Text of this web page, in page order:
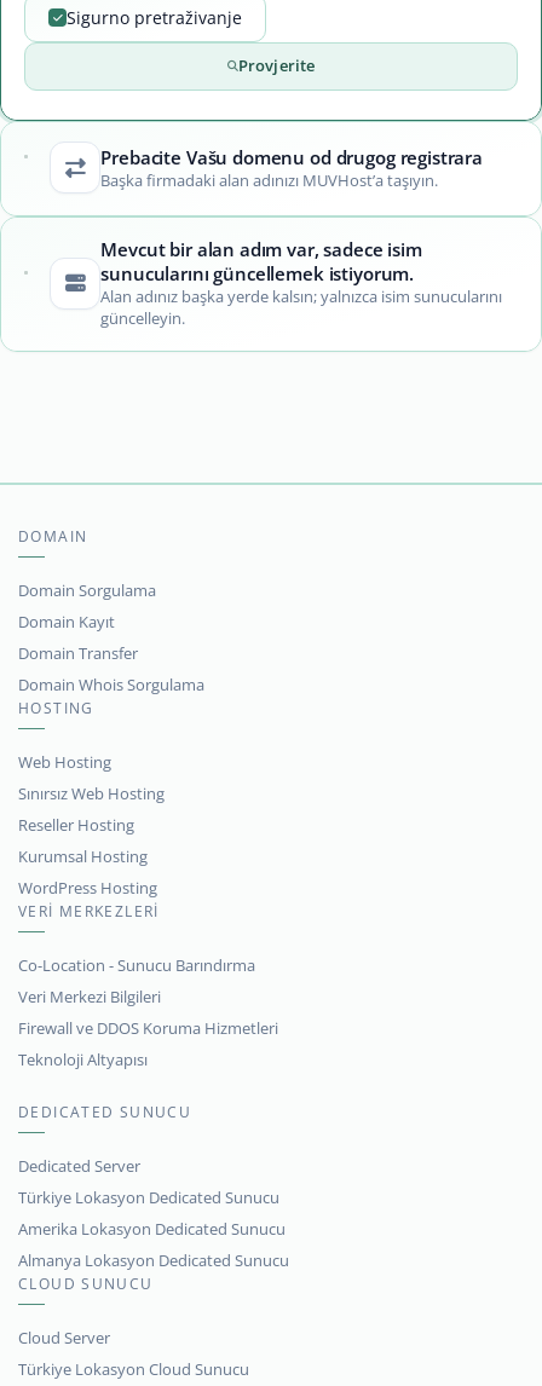
Sigurno pretraživanje
Provjerite
Prebacite Vašu domenu od drugog registrara
Başka firmadaki alan adınızı MUVHost’a taşıyın.
Mevcut bir alan adım var, sadece isim
sunucularını güncellemek istiyorum.
Alan adınız başka yerde kalsın; yalnızca isim sunucularını
güncelleyin.
DOMAIN
Domain Sorgulama
Domain Kayıt
Domain Transfer
Domain Whois Sorgulama
HOSTING
Web Hosting
Sınırsız Web Hosting
Reseller Hosting
Kurumsal Hosting
WordPress Hosting
VERİ MERKEZLERİ
Co-Location - Sunucu Barındırma
Veri Merkezi Bilgileri
Firewall ve DDOS Koruma Hizmetleri
Teknoloji Altyapısı
DEDICATED SUNUCU
Dedicated Server
Türkiye Lokasyon Dedicated Sunucu
Amerika Lokasyon Dedicated Sunucu
Almanya Lokasyon Dedicated Sunucu
CLOUD SUNUCU
Cloud Server
Türkiye Lokasyon Cloud Sunucu